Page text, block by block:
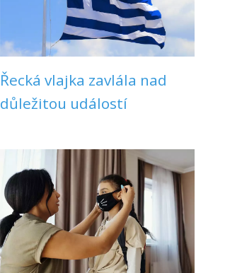
Řecká vlajka zavlála nad
důležitou událostí